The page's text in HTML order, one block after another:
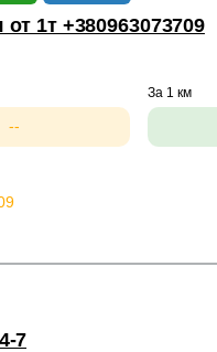
1т +380963073709
--
За 1 км
7